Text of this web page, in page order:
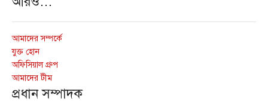
আমাদের সম্পর্কে
যুক্ত হোন
অফিসিয়াল গ্রুপ
আমাদের টীম
প্রধান সম্পাদক